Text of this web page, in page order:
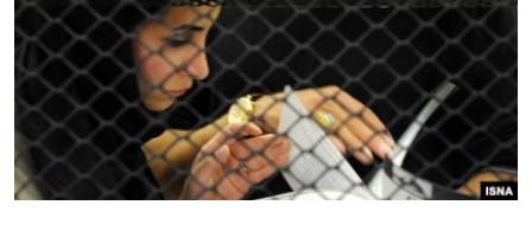
گزارش‌های ویدئویی
English
به ما بپیوندید